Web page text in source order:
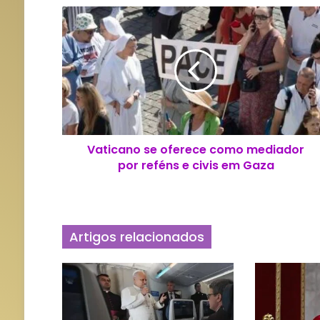
V
a
t
i
c
a
n
s
e
c
o
Vaticano se oferece como mediador
por reféns e civis em Gaza
Artigos relacionados